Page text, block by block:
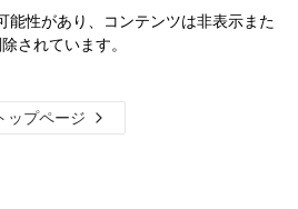
能性があり、コンテンツは非表示また
されています。
ップページ